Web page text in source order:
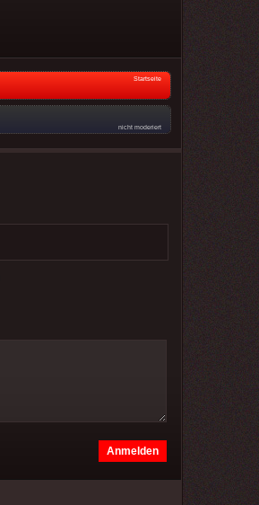
Startseite
nicht moderiert